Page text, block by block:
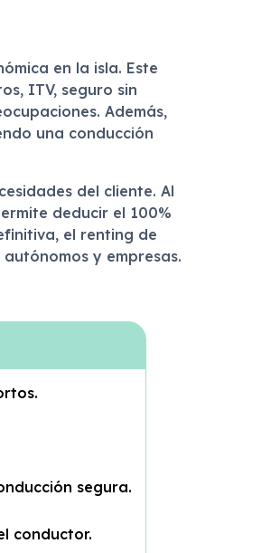
en la isla. Este
ITV, seguro sin
Además,
una conducción
del cliente. Al
deducir el 100%
el renting de
y empresas.
segura.
conductor.